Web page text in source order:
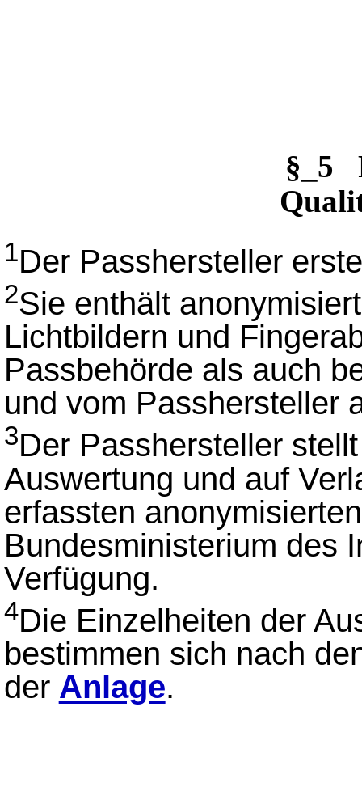
§_5
1Der Passhersteller
2Sie enthält
Lichtbildern und
Passbehörde als auch
und vom Passhersteller
3Der Passhersteller
Auswertung und auf
erfassten
Bundesministerium des
Verfügung.
4Die Einzelheiten der
bestimmen sich nach
der Anlage.